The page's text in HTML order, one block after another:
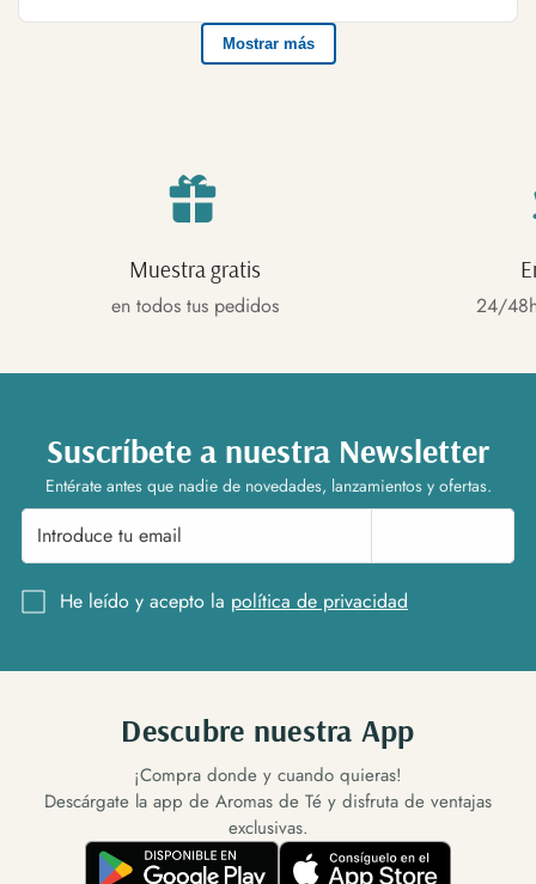
Muestra gratis
en todos tus pedidos 24/
Suscríbete a nuestra Newsletter
Entérate antes que nadie de novedades, lanzamientos y ofertas.
He leído y acepto la política de privacidad
Descubre nuestra App
¡Compra donde y cuando quieras!
Descárgate la app de Aromas de Té y disfruta de ventajas
exclusivas.